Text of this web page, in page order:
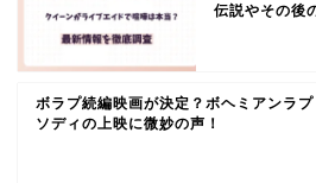
伝説やその後
ボラプ続編映画が決定？ボヘミアンラプ
ソディの上映に微妙の声！